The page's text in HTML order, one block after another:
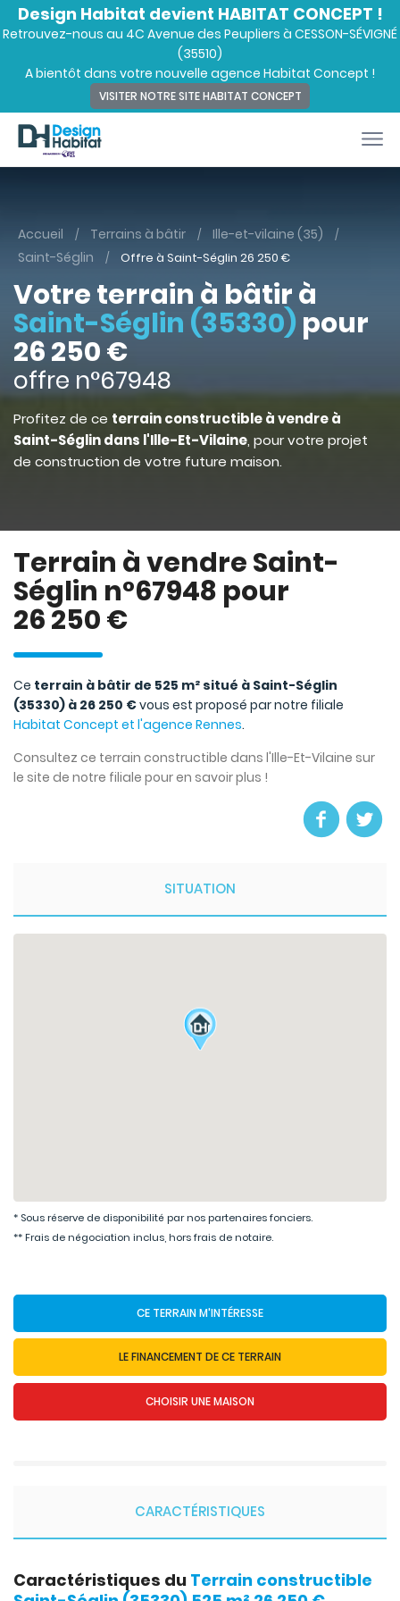
Design Habitat devient HABITAT CONCEPT !
Retrouvez-nous au 4C Avenue des Peupliers à CESSON-SÉVIGNÉ
(35510)
A bientôt dans votre nouvelle agence Habitat Concept !
VISITER NOTRE SITE HABITAT CONCEPT
Accueil Terrains à bâtir
Ille-et-vilaine (35)
Saint-Séglin
Offre à Saint-Séglin 26 250 €
Votre terrain à bâtir à
Saint-Séglin (35330)pour
26 250 €
offre n°67948
Profitez de ce terrain constructible à vendre à
Saint-Séglin dans l'Ille-Et-Vilaine, pour votre projet
de construction de votre future maison.
Terrain à vendre Saint-
Séglin n°67948 pour
26 250 €
Ce terrain à bâtir de 525 m² situé à Saint-Séglin
(35330) à 26 250 €vous est proposé par notre filiale
Habitat Concept et l'agence Rennes.
Consultez ce terrain constructible dans l'Ille-Et-Vilaine sur
le site de notre filiale pour en savoir plus !
SITUATION
* Sous réserve de disponibilité par nos partenaires fonciers.
** Frais de négociation inclus, hors frais de notaire.
CE TERRAIN M'INTÉRESSE
LE FINANCEMENT DE CE TERRAIN
CHOISIR UNE MAISON
CARACTÉRISTIQUES
Caractéristiques du Terrain constructible